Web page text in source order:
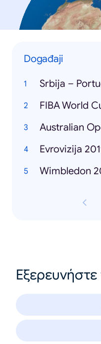
Događaji
Srbija –
FIBA World
Australian
Evrovizija
Wimbledon
Εξερευνήστε